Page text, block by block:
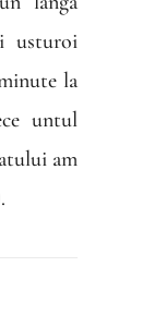
usturoi
la
untul
am